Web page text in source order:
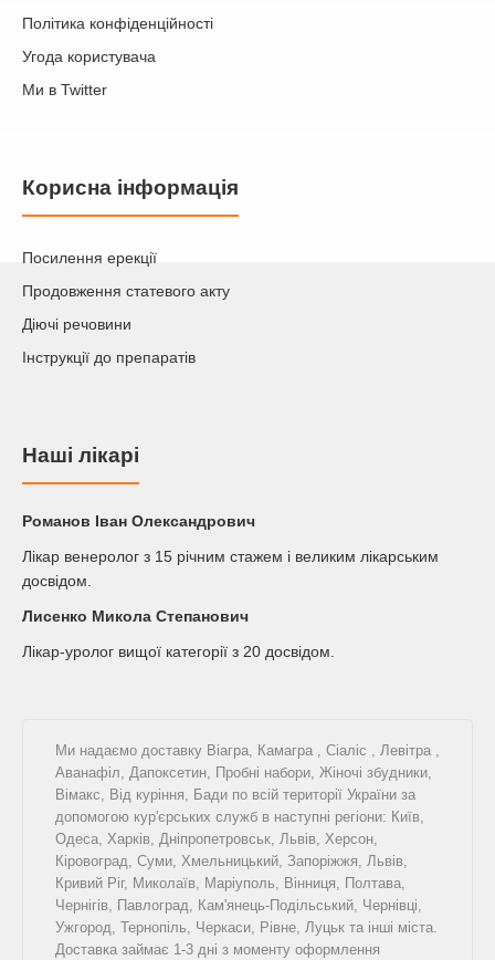
Політика конфіденційності
Угода користувача
Ми в Twitter
Корисна інформація
Посилення ерекції
Продовження статевого акту
Діючі речовини
Інструкції до препаратів
Наші лікарі
Романов Iван Олександрович
Лікар венеролог з 15 річним стажем і великим лікарським
досвідом.
Лисенко Микола Степанович
Лікар-уролог вищої категорії з 20 досвідом.
Ми надаємо доставку Віагра Камагра Сіаліс Левітра
Аванафіл
Дапоксетин Пробні набори Жіночі збудники
Вімакс
Від куріння Бади по всій території України за
допомогою кур'єрських служб в наступні регіони: Київ,
Одеса, Харків, Дніпропетровськ, Львів, Херсон,
Кіровоград, Суми, Хмельницький, Запоріжжя, Львів,
Кривий Ріг, Миколаїв, Маріуполь, Вінниця, Полтава,
Чернігів, Павлоград, Кам'янець-Подільський, Чернівці,
Ужгород, Тернопіль, Черкаси, Рівне, Луцьк та інші міста.
Доставка займає 1-3 дні з моменту оформлення